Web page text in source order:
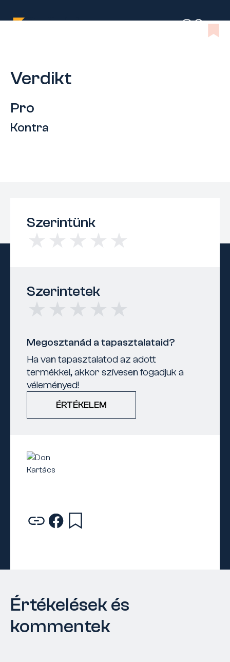
Verdikt
Pro
Kontra
Szerintünk
Szerintetek
Megosztanád a tapasztalataid?
Ha van tapasztalatod az adott
termékkel, akkor szívesen fogadjuk a
véleményed!
ÉRTÉKELEM
Értékelések és
kommentek